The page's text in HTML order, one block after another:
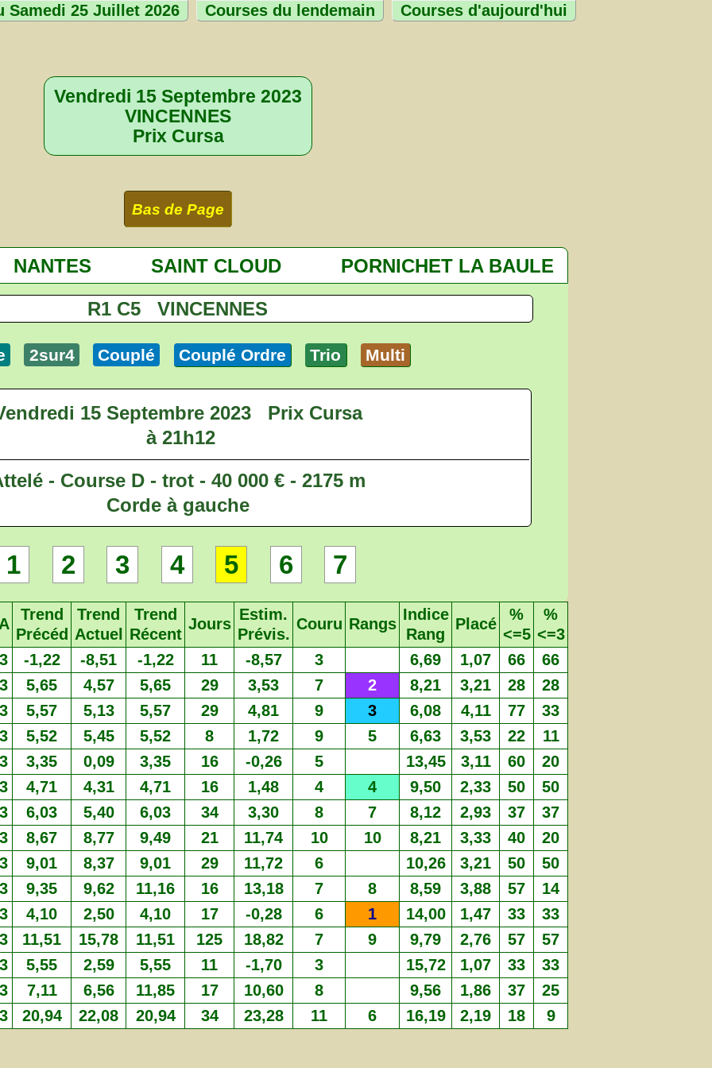
Samedi 25 Juillet 2026 Courses du lendemain Courses d'aujourd'hui
Vendredi 15 Septembre 2023
VINCENNES
Prix Cursa
Bas de Page
NANTES SAINT CLOUD PORNICHET LA BAULE
R1 C5 VINCENNES
2sur4 Couplé Couplé Ordre Trio Multi
15 Septembre 2023
Prix Cursa
à 21h12
- Course D - trot - 40 000 € - 2175 m
Corde à gauche
1 2 3 4 5 6 7
Trend
Précéd
Trend
Actuel
Trend
Récent
Jours
Estim.
Prévis.
Couru Rangs
Indice
Rang
Placé
%
<=5
%
<=3
3
-1,22 -8,51 -1,22 11 -8,57 3 6,69 1,07 66
66
3
5,65 4,57 5,65 29 3,53 7 2 8,21 3,21 28
28
3
5,57 5,13 5,57 29 4,81 9 3 6,08 4,11 77
33
3
5,52 5,45 5,52 8 1,72 9 5 6,63 3,53 22
11
3
3,35 0,09 3,35 16 -0,26 5 13,45 3,11 60
20
3
4,71 4,31 4,71 16 1,48 4 4 9,50 2,33 50
50
3
6,03 5,40 6,03 34 3,30 8 7 8,12 2,93 37
37
3
8,67 8,77 9,49 21 11,74 10 10 8,21 3,33 40
20
3
9,01 8,37 9,01 29 11,72 6 10,26 3,21 50
50
3
9,35 9,62 11,16 16 13,18 7 8 8,59 3,88 57
14
3
4,10 2,50 4,10 17 -0,28 6 1 14,00 1,47 33
33
3
11,51 15,78 11,51 125 18,82 7 9 9,79 2,76 57
57
3
5,55 2,59 5,55 11 -1,70 3 15,72 1,07 33
33
3
7,11 6,56 11,85 17 10,60 8 9,56 1,86 37
25
3
20,94 22,08 20,94 34 23,28 11 6 16,19 2,19 18 9